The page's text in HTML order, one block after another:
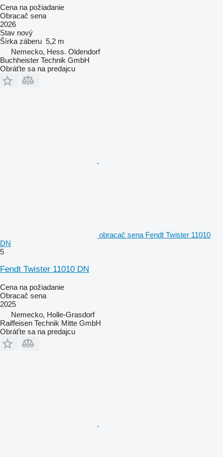
Cena na požiadanie
Obracač sena
2026
Stav nový
Šírka záberu 5,2 m
Nemecko, Hess. Oldendorf
Buchheister Technik GmbH
Obráťte sa na predajcu
obracač sena Fendt Twister 11010
DN
5
Fendt Twister 11010 DN
Cena na požiadanie
Obracač sena
2025
Nemecko, Holle-Grasdorf
Raiffeisen Technik Mitte GmbH
Obráťte sa na predajcu